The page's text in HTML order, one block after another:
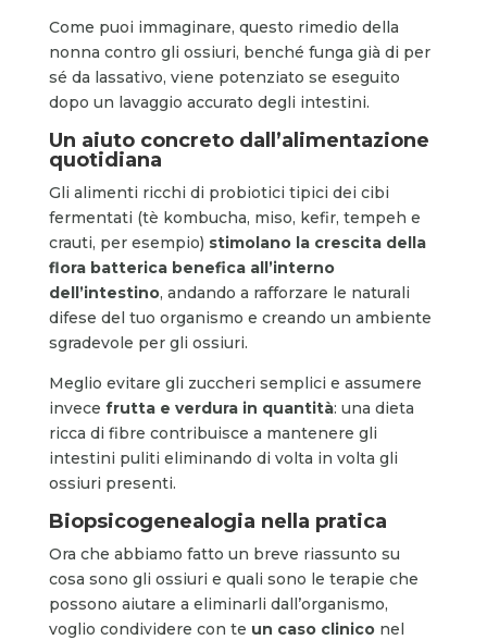
Come puoi immaginare, questo rimedio della
nonna contro gli ossiuri, benché funga già di per
sé da lassativo, viene potenziato se eseguito
dopo un lavaggio accurato degli intestini.
Un aiuto concreto dall’alimentazione
quotidiana
Gli alimenti ricchi di probiotici tipici dei cibi
fermentati (tè kombucha, miso, kefir, tempeh e
crauti, per esempio) stimolano la crescita della
flora batterica benefica all’interno
dell’intestino, andando a rafforzare le naturali
difese del tuo organismo e creando un ambiente
sgradevole per gli ossiuri.
Meglio evitare gli zuccheri semplici e assumere
invece frutta e verdura in quantità: una dieta
ricca di fibre contribuisce a mantenere gli
intestini puliti eliminando di volta in volta gli
ossiuri presenti.
Biopsicogenealogia nella pratica
Ora che abbiamo fatto un breve riassunto su
cosa sono gli ossiuri e quali sono le terapie che
possono aiutare a eliminarli dall’organismo,
voglio condividere con te un caso cliniconel